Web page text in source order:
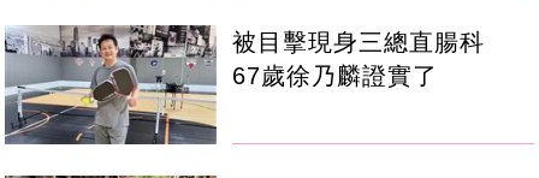
被目擊現身三總直腸科
67歲徐乃麟證實了